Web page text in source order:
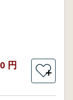
円
＋